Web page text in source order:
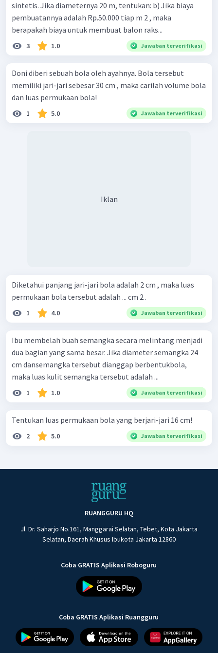
sintetis. Jika diameternya 20 m, tentukan: b) Jika biaya
pembuatannya adalah Rp.50.000 tiap m 2 , maka
berapakah biaya untuk membuat balon raks...
3 1.0 Jawaban terverifikasi
Doni diberi sebuah bola oleh ayahnya. Bola tersebut
memiliki jari-jari sebesar 30 cm , maka carilah volume bola
dan luas permukaan bola!
1 5.0 Jawaban terverifikasi
Iklan
Diketahui panjang jari-jari bola adalah 2 cm , maka luas
permukaan bola tersebut adalah ... cm 2 .
1 4.0 Jawaban terverifikasi
Ibu membelah buah semangka secara melintang menjadi
dua bagian yang sama besar. Jika diameter semangka 24
cm dansemangka tersebut dianggap berbentukbola,
maka luas kulit semangka tersebut adalah ...
1 1.0 Jawaban terverifikasi
Tentukan luas permukaan bola yang berjari-jari 16 cm!
2 5.0 Jawaban terverifikasi
RUANGGURU HQ
Jl. Dr. Saharjo No.161, Manggarai Selatan, Tebet, Kota Jakarta
Selatan, Daerah Khusus Ibukota Jakarta 12860
Coba GRATIS Aplikasi Roboguru
Coba GRATIS Aplikasi Ruangguru